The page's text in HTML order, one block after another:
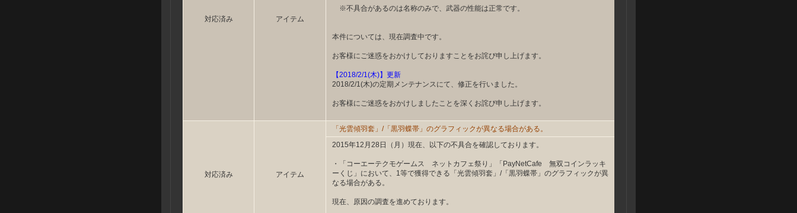
対応済み アイテム
※不具合があるのは名称のみで、武器の性能は正常です。
本件については、現在調査中です。
お客様にご迷惑をおかけしておりますことをお詫び申し上げます。
【2018/2/1(木)】更新
2018/2/1(木)の定期メンテナンスにて、修正を行いました。
お客様にご迷惑をおかけしましたことを深くお詫び申し上げます。
対応済み アイテム
「光雲傾羽套」/「黒羽蝶帯」のグラフィックが異なる場合がある。
2015年12月28日（月）現在、以下の不具合を確認しております。
・「コーエーテクモゲームス ネットカフェ祭り」「PayNetCafe 無双コインラッキ
ーくじ」において、1等で獲得できる「光雲傾羽套」/「黒羽蝶帯」のグラフィックが異
なる場合がある。
現在、原因の調査を進めております。